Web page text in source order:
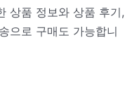
상품 정보와 상품 후기,
으로 구매도 가능합니